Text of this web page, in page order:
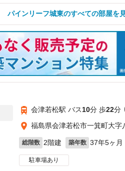
パインリーフ城東のすべての部屋を
会津若松駅 バス10分 歩22分
福島県会津若松市一箕町大字
総階数 2階建 築年数 37年5ヶ月
駐車場あり